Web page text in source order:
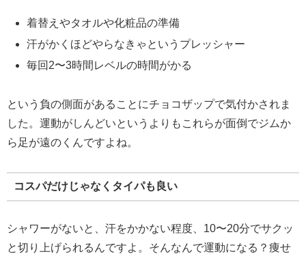
着替えやタオルや化粧品の準備
汗がかくほどやらなきゃというプレッシャー
毎回2〜3時間レベルの時間がかる
という負の側面があることにチョコザップで気付かされま
した。運動がしんどいというよりもこれらが面倒でジムか
ら足が遠のくんですよね。
コスパだけじゃなくタイパも良い
シャワーがないと、汗をかかない程度、10〜20分でサクッ
と切り上げられるんですよ。そんなんで運動になる？痩せ